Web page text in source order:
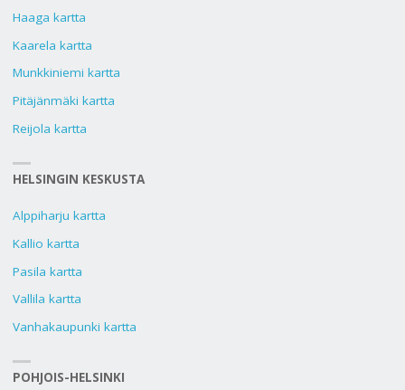
Haaga kartta
Kaarela kartta
Munkkiniemi kartta
Pitäjänmäki kartta
Reijola kartta
HELSINGIN KESKUSTA
Alppiharju kartta
Kallio kartta
Pasila kartta
Vallila kartta
Vanhakaupunki kartta
POHJOIS-HELSINKI